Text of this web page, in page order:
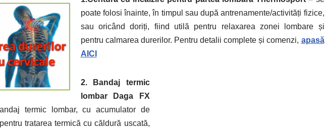
poate folosi înainte, în timpul sau după antrenamente/activități fizice,
sau oricând doriți, fiind utilă pentru relaxarea zonei lombare și
pentru calmarea durerilor. Pentru detalii complete și comenzi, apasă
AICI
2. Bandaj termic
lombar Daga FX
termic lombar, cu acumulator de
tratarea termică cu căldură uscată,